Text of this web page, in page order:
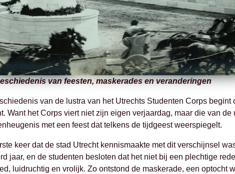
van feesten, maskerades en veranderingen
van de lustra van het Utrechts Studenten Corps
Want het Corps viert niet zijn eigen verjaardag, maar die van
met een feest dat telkens de tijdgeest weerspiegelt.
keer dat de stad Utrecht kennismaakte met dit verschijnsel
jaar, en de studenten besloten dat het niet bij een plechtige
luidruchtig en vrolijk. Zo ontstond de maskerade, een optocht